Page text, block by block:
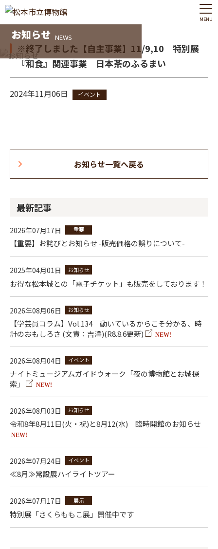
MENU
お知らせ NEWS
※終了しました【自主事業】11/9,10 特別展
『和食』関連事業 日本茶のふるまい
2024年11月06日 イベント
お知らせ一覧へ戻る
最新記事
2026年07月17日 重要
【重要】お詫びとお知らせ -販売価格の誤りについて-
2025年04月01日 お知らせ
お得な松本城との「電子チケット」も販売をしております！
2026年08月06日 お知らせ
【学芸員コラム】Vol.134 動いているからこそ分かる、時
計のおもしろさ (文責：吉澤)(R8.8.6更新)
NEW!
2026年08月04日 イベント
ナイトミュージアムガイドウォーク「夜の博物館とお城探
索」
NEW!
2026年08月03日 お知らせ
令和8年8月11日(火・祝)と8月12(水) 臨時開館のお知らせ
NEW!
2026年07月24日 イベント
≪8月≫常設展ハイライトツアー
2026年07月17日 展示
特別展「さくらももこ展」開催中です